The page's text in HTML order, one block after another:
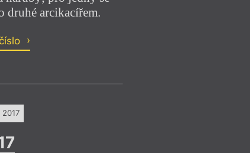
druhé arcikacířem.
2017